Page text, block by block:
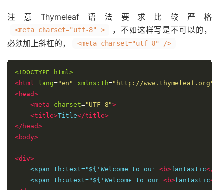
注意Thymeleaf语法要求比较严格
<meta charset="utf-8" >
，不如这样写是不可以的，
必须加上斜杠的，
<meta charset="utf-8" />
<!DOCTYPE html>
<html
lang="en" xmlns:th="http://www.thymeleaf.org"
<head>
<meta
charset="UTF-8">
<title>Title</title>
</head>
<body>
<div>
    <span th:text="${'Welcome to our
<b>fantastic</
    <span th:utext="${'Welcome to our
<b>fantastic</